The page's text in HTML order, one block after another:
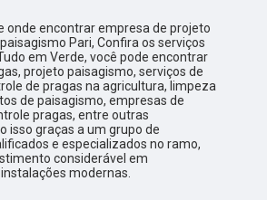
onde encontrar empresa de projeto
Pari, Confira os serviços
em Verde, você pode encontrar
projeto paisagismo, serviços de
de pragas na agricultura, limpeza
de paisagismo, empresas de
pragas, entre outras
isso graças a um grupo de
e especializados no ramo,
considerável em
modernas.